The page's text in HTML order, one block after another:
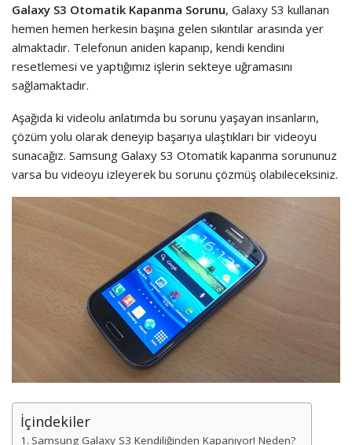
Galaxy S3 Otomatik Kapanma Sorunu, Galaxy S3 kullanan
hemen hemen herkesin başına gelen sıkıntılar arasında yer
almaktadır. Telefonun aniden kapanıp, kendi kendini
resetlemesi ve yaptığımız işlerin sekteye uğramasını
sağlamaktadır.
Aşağıda ki videolu anlatımda bu sorunu yaşayan insanların,
çözüm yolu olarak deneyip başarıya ulaştıkları bir videoyu
sunacağız. Samsung Galaxy S3 Otomatik kapanma sorununuz
varsa bu videoyu izleyerek bu sorunu çözmüş olabileceksiniz.
İçindekiler
Samsung Galaxy S3 Kendiliğinden Kapanıyor! Neden?